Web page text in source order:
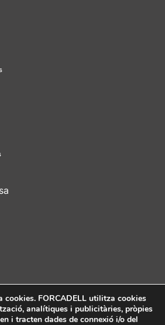
Política de privacitat Política de cookies
cookies. FORCADELL utilitza cookies
analítiques i publicitàries, pròpies
i tracten dades de connexió i/o del